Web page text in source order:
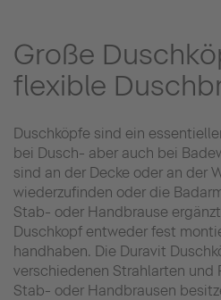
Große
flexible
Duschköpfe sind ein
bei Dusch- aber auch bei
sind an der Decke oder an der
wiederzufinden oder die
Stab- oder Handbrause
Duschkopf entweder fest
handhaben. Die Duravit
verschiedenen Strahlarten und
Stab- oder Handbrausen